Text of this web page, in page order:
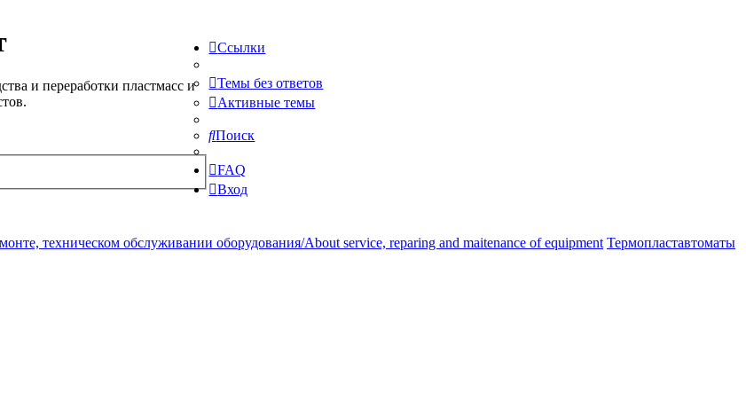
и переработки пластмасс и
Ссылки
Темы без ответов
Активные темы
Поиск
FAQ
Вход
техническом обслуживании оборудования/About service, reparing and maitenance of equipment Термопластавтоматы